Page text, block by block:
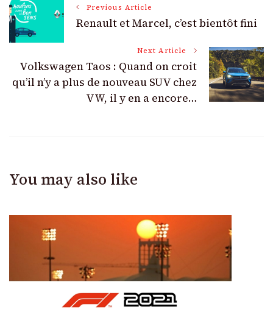
Navigation
Previous Article
Renault et Marcel, c’est bientôt fini
Next Article
Volkswagen Taos : Quand on croit
qu’il n’y a plus de nouveau SUV chez
VW, il y en a encore…
You may also like